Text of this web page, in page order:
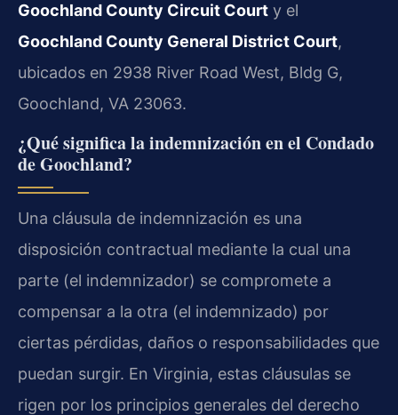
Goochland County Circuit Court y el
Goochland County General District Court,
ubicados en 2938 River Road West, Bldg G,
Goochland, VA 23063.
¿Qué significa la indemnización en el Condado
de Goochland?
Una cláusula de indemnización es una
disposición contractual mediante la cual una
parte (el indemnizador) se compromete a
compensar a la otra (el indemnizado) por
ciertas pérdidas, daños o responsabilidades que
puedan surgir. En Virginia, estas cláusulas se
rigen por los principios generales del derecho